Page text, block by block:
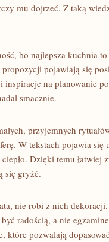
mu dojrzeć. Z taką
bo najlepsza kuchnia
pojawiają się
inspiracje na planowanie
smacznie.
przyjemnych
W tekstach pojawia się
Dzięki temu łatwiej
się gryźć.
nie robi z nich
radością, a nie
które pozwalają